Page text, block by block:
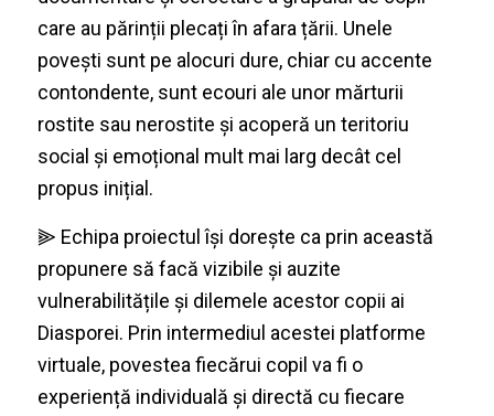
care au părinții plecați în afara țării. Unele
povești sunt pe alocuri dure, chiar cu accente
contondente, sunt ecouri ale unor mărturii
rostite sau nerostite și acoperă un teritoriu
social și emoțional mult mai larg decât cel
propus inițial.
⫸ Echipa proiectul își dorește ca prin această
propunere să facă vizibile și auzite
vulnerabilitățile și dilemele acestor copii ai
Diasporei. Prin intermediul acestei platforme
virtuale, povestea fiecărui copil va fi o
experiență individuală și directă cu fiecare